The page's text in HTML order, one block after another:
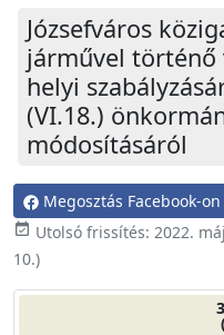
Józsefváros
járművel történő
helyi
(VI.18.)
módosításáról
Megosztás Facebook-on
event_available Utolsó frissítés: 2022.
10.)